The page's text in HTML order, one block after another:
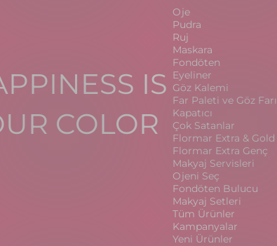
IS
COLOR
Oje
Pudra
Ruj
Maskara
Fondöten
Eyeliner
Göz Kalemi
Far Paleti ve Göz Farı
Kapatıcı
Çok Satanlar
Flormar Extra & Gold
Flormar Extra Genç
Makyaj Servisleri
Ojeni Seç
Fondöten Bulucu
Makyaj Setleri
Tüm Ürünler
Kampanyalar
Yeni Ürünler